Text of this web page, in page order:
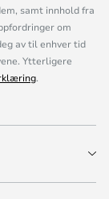
samt innhold fra
om
av til enhver tid
Ytterligere
.